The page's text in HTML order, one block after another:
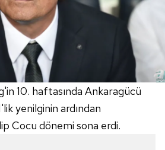
10. haftasında Ankaragücü
yenilginin ardından
Cocu dönemi sona erdi.